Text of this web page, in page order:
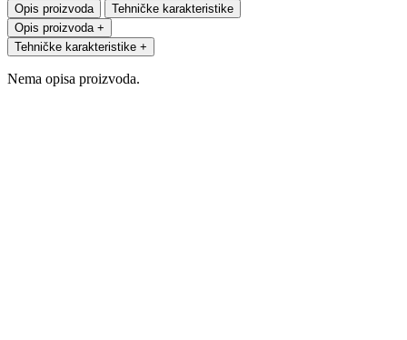
Opis proizvoda
Tehničke karakteristike
Opis proizvoda +
Tehničke karakteristike +
Nema opisa proizvoda.